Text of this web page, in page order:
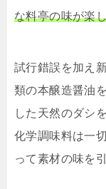
な料亭の味が楽
試行錯誤を加え
類の本醸造醤油
した天然のダシ
化学調味料は一
って素材の味を